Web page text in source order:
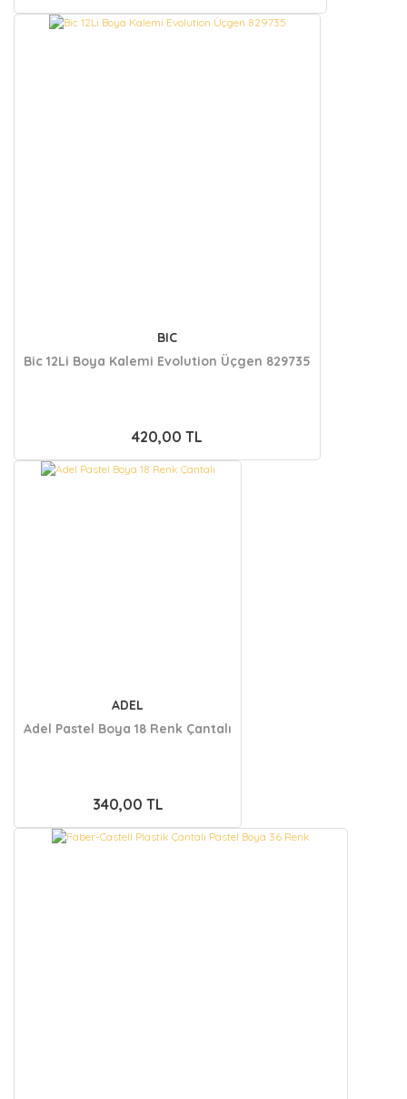
BIC
Bic 12Li Boya Kalemi Evolution Üçgen 829735
420,00 TL
ADEL
Adel Pastel Boya 18 Renk Çantalı
340,00 TL